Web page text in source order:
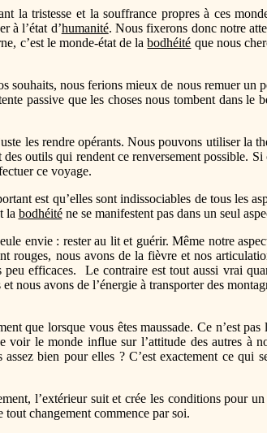
la tristesse et la souffrance propres à ces
à l’état d’humanité. Nous fixerons donc notre
c’est le monde-état de labodhéité que nous
souhaits, nous ferions mieux de nous remuer un
passive que les choses nous tombent dans le
les rendre opérants. Nous pouvons utiliser la
des outils qui rendent ce renversement possible.
ce voyage.
est qu’elles sont indissociables de tous les
la bodhéiténe se manifestent pas dans un seul
envie : rester au lit et guérir. Même notre
rouges, nous avons de la fièvre et nos
efficaces. Le contraire est tout aussi vrai
nous avons de l’énergie à transporter des
que lorsque vous êtes maussade. Ce n’est pas
voir le monde influe sur l’attitude des autres à
bien pour elles ? C’est exactement ce qui
l’extérieur suit et crée les conditions pour
changement commence par soi.